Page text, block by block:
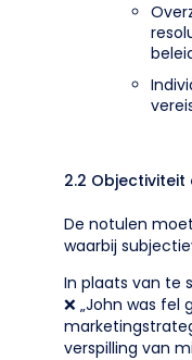
2.2
De notulen
waarbij
In plaats van te
❌ „John was
verspilling van